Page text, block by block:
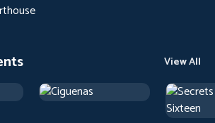
View All